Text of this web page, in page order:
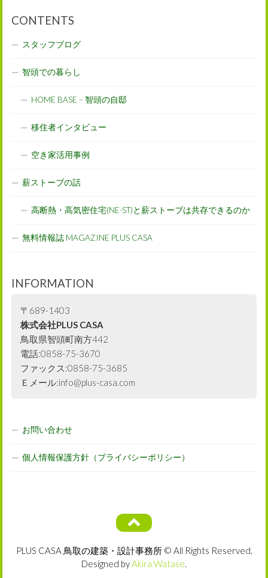
CONTENTS
スタッフブログ
智頭での暮らし
HOME BASE – 智頭の自邸
移住者インタビュー
空き家活用事例
薪ストーブの話
高断熱・高気密住宅(NE-ST)と薪ストーブは共存できるのか
無料情報誌 MAGAZINE PLUS CASA
INFORMATION
〒689-1403
株式会社PLUS CASA
鳥取県智頭町南方442
電話:0858-75-3670
ファックス:0858-75-3685
Ｅメール:info@plus-casa.com
お問い合わせ
個人情報保護方針（プライバシーポリシー）
PLUS CASA 鳥取の建築・設計事務所 © All Rights Reserved.
Designed byAkira Watase.